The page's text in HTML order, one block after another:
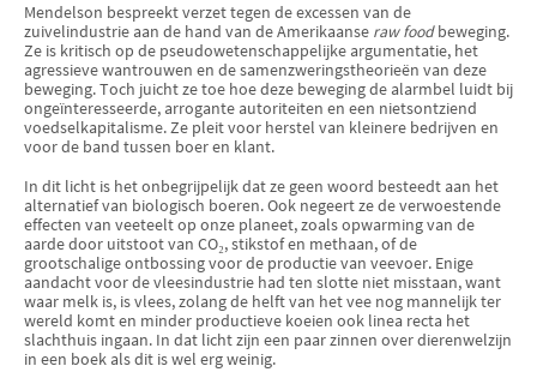
Mendelson bespreekt verzet tegen de excessen van de
zuivelindustrie aan de hand van de Amerikaanse raw foodbeweging.
Ze is kritisch op de pseudowetenschappelijke argumentatie, het
agressieve wantrouwen en de samenzweringstheorieën van deze
beweging. Toch juicht ze toe hoe deze beweging de alarmbel luidt bij
ongeïnteresseerde, arrogante autoriteiten en een nietsontziend
voedselkapitalisme. Ze pleit voor herstel van kleinere bedrijven en
voor de band tussen boer en klant.
In dit licht is het onbegrijpelijk dat ze geen woord besteedt aan het
alternatief van biologisch boeren. Ook negeert ze de verwoestende
effecten van veeteelt op onze planeet, zoals opwarming van de
aarde door uitstoot van CO₂, stikstof en methaan, of de
grootschalige ontbossing voor de productie van veevoer. Enige
aandacht voor de vleesindustrie had ten slotte niet misstaan, want
waar melk is, is vlees, zolang de helft van het vee nog mannelijk ter
wereld komt en minder productieve koeien ook linea recta het
slachthuis ingaan. In dat licht zijn een paar zinnen over dierenwelzijn
in een boek als dit is wel erg weinig.